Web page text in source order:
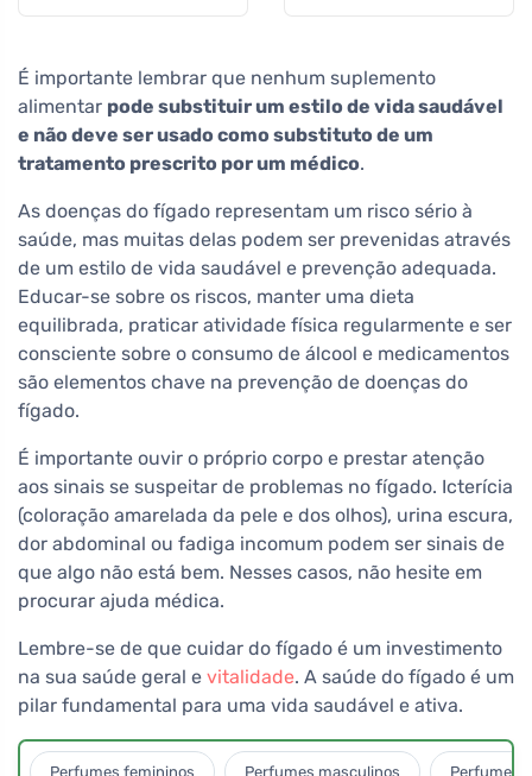
É importante lembrar que nenhum suplemento
alimentar pode substituir um estilo de vida saudável
e não deve ser usado como substituto de um
tratamento prescrito por um médico.
As doenças do fígado representam um risco sério à
saúde, mas muitas delas podem ser prevenidas através
de um estilo de vida saudável e prevenção adequada.
Educar-se sobre os riscos, manter uma dieta
equilibrada, praticar atividade física regularmente e ser
consciente sobre o consumo de álcool e medicamentos
são elementos chave na prevenção de doenças do
fígado.
É importante ouvir o próprio corpo e prestar atenção
aos sinais se suspeitar de problemas no fígado. Icterícia
(coloração amarelada da pele e dos olhos), urina escura,
dor abdominal ou fadiga incomum podem ser sinais de
que algo não está bem. Nesses casos, não hesite em
procurar ajuda médica.
Lembre-se de que cuidar do fígado é um investimento
na sua saúde geral e vitalidade. A saúde do fígado é um
pilar fundamental para uma vida saudável e ativa.
Perfumes femininos Perfumes masculinos Perfumes